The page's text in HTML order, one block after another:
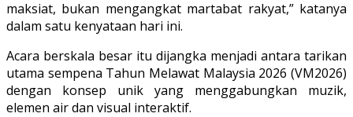
maksiat, bukan mengangkat martabat rakyat,” katanya
dalam satu kenyataan hari ini.
Acara berskala besar itu dijangka menjadi antara tarikan
utama sempena Tahun Melawat Malaysia 2026 (VM2026)
dengan konsep unik yang menggabungkan muzik,
elemen air dan visual interaktif.